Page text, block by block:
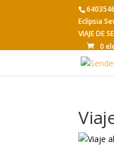
Eclipsia
VIAJE DE
0